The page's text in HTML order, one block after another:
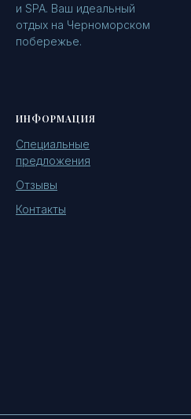
и SPA. Ваш идеальный
отдых на Черноморском
побережье.
ИНФОРМАЦИЯ
Специальные
предложения
Отзывы
Контакты